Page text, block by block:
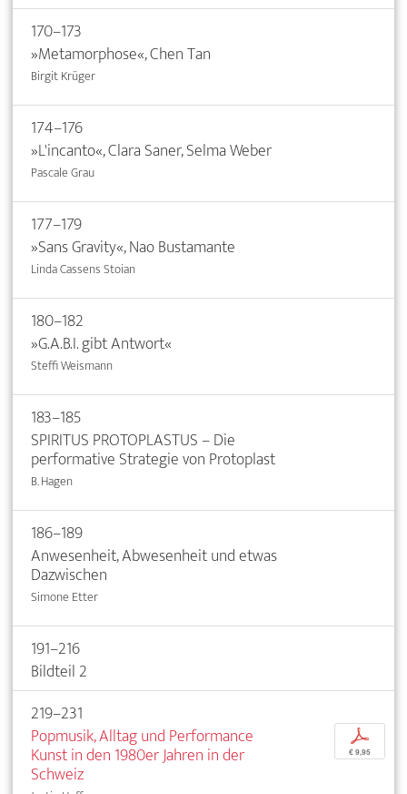
170–173
»Metamorphose«, Chen Tan
Birgit Krüger
174–176
»L'incanto«, Clara Saner, Selma Weber
Pascale Grau
177–179
»Sans Gravity«, Nao Bustamante
Linda Cassens Stoian
180–182
»G.A.B.I. gibt Antwort«
Steffi Weismann
183–185
SPIRITUS PROTOPLASTUS – Die
performative Strategie von Protoplast
B. Hagen
186–189
Anwesenheit, Abwesenheit und etwas
Dazwischen
Simone Etter
191–216
Bildteil 2
219–231
Popmusik, Alltag und Performance
Kunst in den 1980er Jahren in der
Schweiz
p
€ 9,95